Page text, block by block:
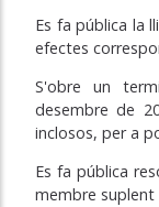
Es fa pública la
efectes
S'obre un
desembre de
inclosos, per a
Es fa pública
membre suplent